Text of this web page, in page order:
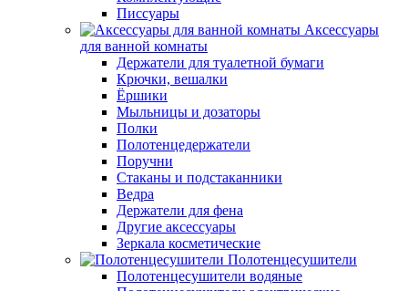
Писсуары
Аксессуары
для ванной комнаты
Держатели для туалетной бумаги
Крючки, вешалки
Ёршики
Мыльницы и дозаторы
Полки
Полотенцедержатели
Поручни
Стаканы и подстаканники
Ведра
Держатели для фена
Другие аксессуары
Зеркала косметические
Полотенцесушители
Полотенцесушители водяные